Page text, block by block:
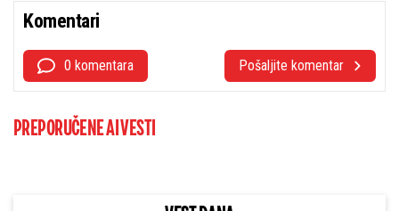
Komentari
0 komentara Pošaljite komentar
PREPORUČENE AI VESTI